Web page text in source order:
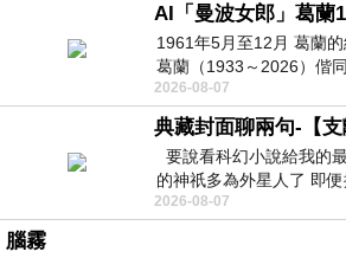
1961年5月至12月 葛蘭
葛蘭（1933～2026）偕
2004）乘郵輪赴倫敦6月
2026-08-07
典藏封面聊兩句-【支
要說看科幻小說給我的
的神祇多為外星人了 即
驚世駭俗的神通法門 也未
2026-08-07
腦霧